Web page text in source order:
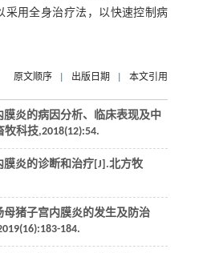
采用全身治疗法，以快速控制病
原文顺序 出版日期 本文引用
膜炎的病因分析、临床表现及中
牧科技,2018(12):54.
炎的诊断和治疗[J].北方牧
母猪子宫内膜炎的发生及防治
(16):183-184.